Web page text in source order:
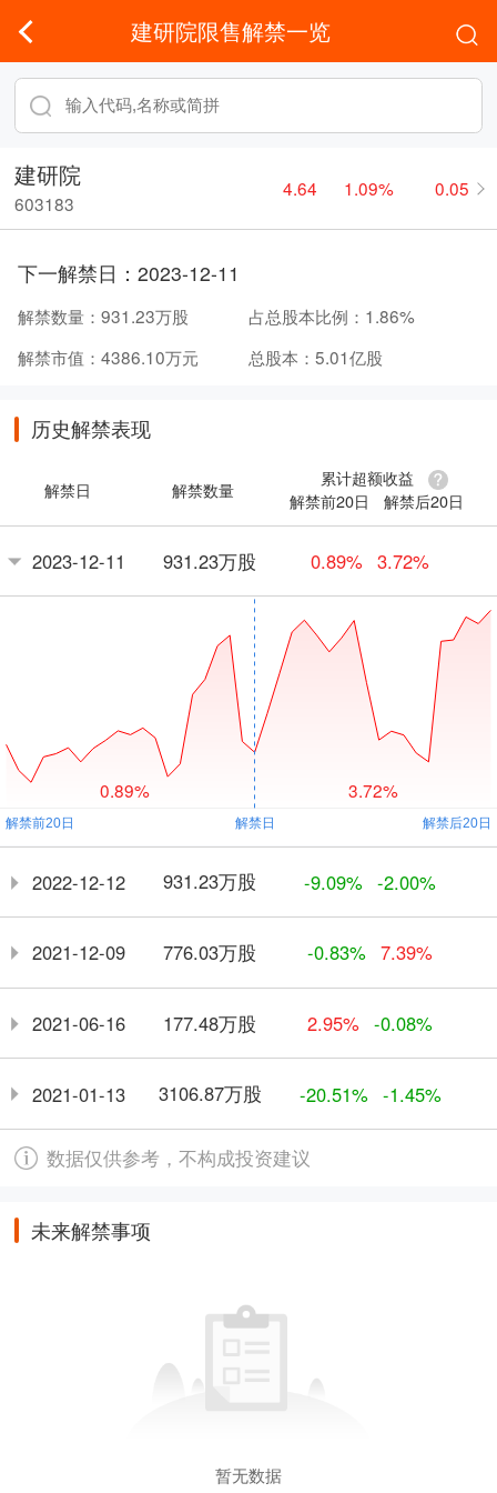
建研院限售解禁一览
建研院
603183
4.64 1.09% 0.05
下一解禁日： 2023-12-11
解禁数量： 931.23万股 占总股本比例： 1.86%
解禁市值： 4386.10万元 总股本： 5.01亿股
历史解禁表现
解禁日 解禁数量
累计超额收益
解禁前20日
解禁后20日
2023-12-11 931.23万股 0.89% 3.72%
0.89% 3.72%
2022-12-12 931.23万股 -9.09% -2.00%
2021-12-09 776.03万股 -0.83% 7.39%
2021-06-16 177.48万股 2.95% -0.08%
2021-01-13 3106.87万股 -20.51% -1.45%
数据仅供参考，不构成投资建议
未来解禁事项
暂无数据